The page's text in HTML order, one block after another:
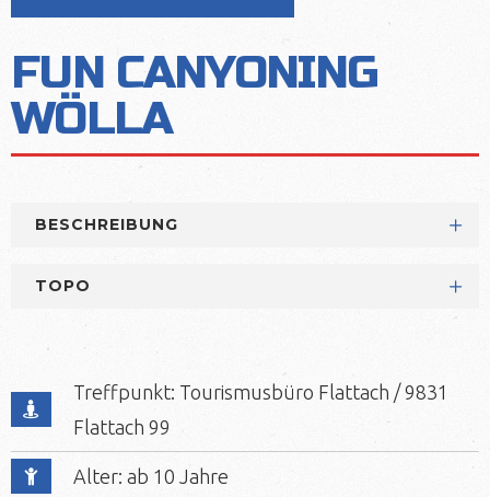
FUN CANYONING
WÖLLA
BESCHREIBUNG
TOPO
Treffpunkt: Tourismusbüro Flattach / 9831
Flattach 99
Alter: ab 10 Jahre